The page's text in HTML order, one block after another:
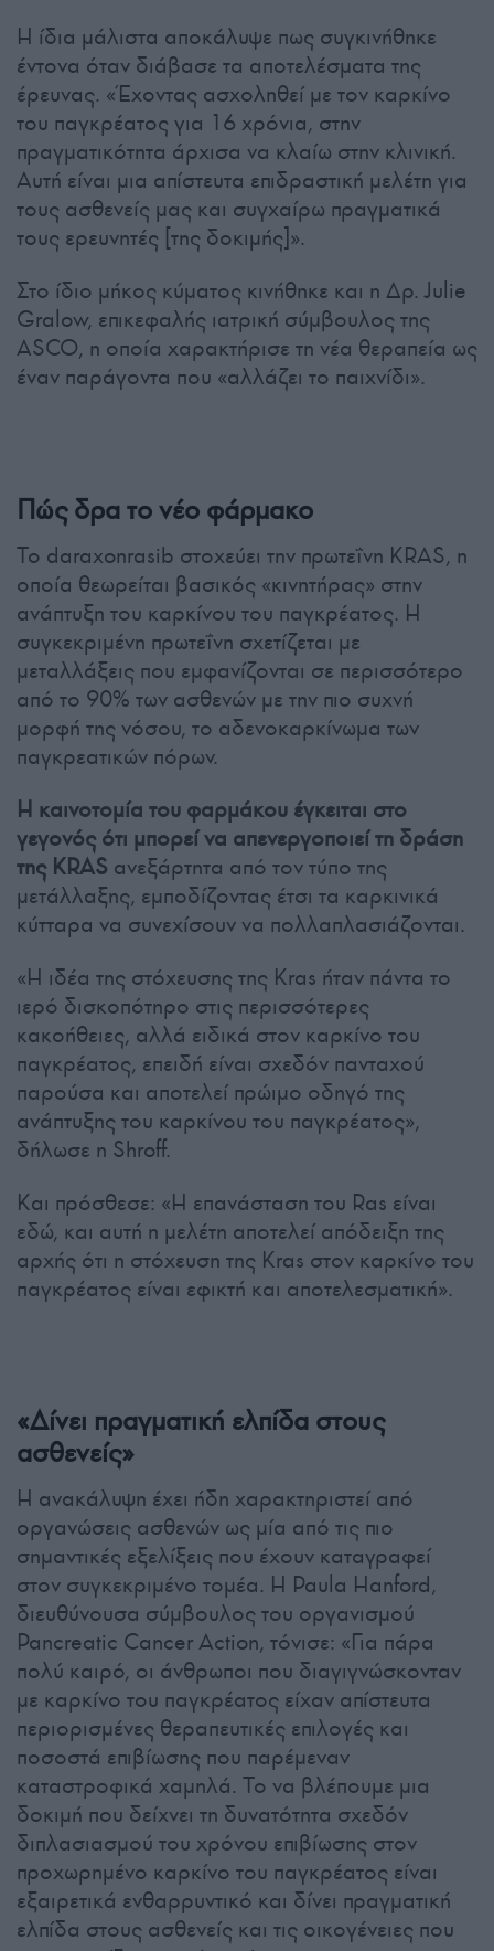
Η ίδια μάλιστα αποκάλυψε πως συγκινήθηκε
έντονα όταν διάβασε τα αποτελέσματα της
έρευνας. «Έχοντας ασχοληθεί με τον καρκίνο
του παγκρέατος για 16 χρόνια, στην
πραγματικότητα άρχισα να κλαίω στην κλινική.
Αυτή είναι μια απίστευτα επιδραστική μελέτη για
τους ασθενείς μας και συγχαίρω πραγματικά
τους ερευνητές [της δοκιμής]».
Στο ίδιο μήκος κύματος κινήθηκε και η Δρ. Julie
Gralow, επικεφαλής ιατρική σύμβουλος της
ASCO, η οποία χαρακτήρισε τη νέα θεραπεία ως
έναν παράγοντα που «αλλάζει το παιχνίδι».
Πώς δρα το νέο φάρμακο
Το daraxonrasib στοχεύει την πρωτεΐνη KRAS, η
οποία θεωρείται βασικός «κινητήρας» στην
ανάπτυξη του καρκίνου του παγκρέατος. Η
συγκεκριμένη πρωτεΐνη σχετίζεται με
μεταλλάξεις που εμφανίζονται σε περισσότερο
από το 90% των ασθενών με την πιο συχνή
μορφή της νόσου, το αδενοκαρκίνωμα των
παγκρεατικών πόρων.
Η καινοτομία του φαρμάκου έγκειται στο
γεγονός ότι μπορεί να απενεργοποιεί τη δράση
της KRAS ανεξάρτητα από τον τύπο της
μετάλλαξης, εμποδίζοντας έτσι τα καρκινικά
κύτταρα να συνεχίσουν να πολλαπλασιάζονται.
«Η ιδέα της στόχευσης της Kras ήταν πάντα το
ιερό δισκοπότηρο στις περισσότερες
κακοήθειες, αλλά ειδικά στον καρκίνο του
παγκρέατος, επειδή είναι σχεδόν πανταχού
παρούσα και αποτελεί πρώιμο οδηγό της
ανάπτυξης του καρκίνου του παγκρέατος»,
δήλωσε η Shroff.
Και πρόσθεσε: «Η επανάσταση του Ras είναι
εδώ, και αυτή η μελέτη αποτελεί απόδειξη της
αρχής ότι η στόχευση της Kras στον καρκίνο του
παγκρέατος είναι εφικτή και αποτελεσματική».
«Δίνει πραγματική ελπίδα στους
ασθενείς»
Η ανακάλυψη έχει ήδη χαρακτηριστεί από
οργανώσεις ασθενών ως μία από τις πιο
σημαντικές εξελίξεις που έχουν καταγραφεί
στον συγκεκριμένο τομέα. Η Paula Hanford,
διευθύνουσα σύμβουλος του οργανισμού
Pancreatic Cancer Action, τόνισε: «Για πάρα
πολύ καιρό, οι άνθρωποι που διαγιγνώσκονταν
με καρκίνο του παγκρέατος είχαν απίστευτα
περιορισμένες θεραπευτικές επιλογές και
ποσοστά επιβίωσης που παρέμεναν
καταστροφικά χαμηλά. Το να βλέπουμε μια
δοκιμή που δείχνει τη δυνατότητα σχεδόν
διπλασιασμού του χρόνου επιβίωσης στον
προχωρημένο καρκίνο του παγκρέατος είναι
εξαιρετικά ενθαρρυντικό και δίνει πραγματική
ελπίδα στους ασθενείς και τις οικογένειες που